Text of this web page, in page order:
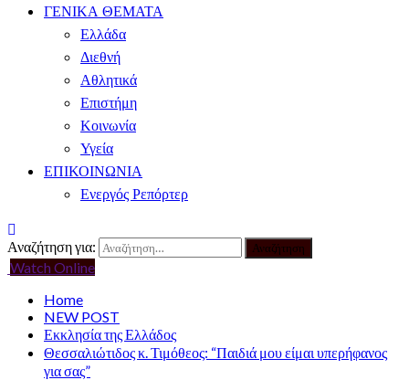
ΓΕΝΙΚΑ ΘΕΜΑΤΑ
Ελλάδα
Διεθνή
Αθλητικά
Επιστήμη
Κοινωνία
Υγεία
ΕΠΙΚΟΙΝΩΝΙΑ
Ενεργός Ρεπόρτερ
Αναζήτηση για:
Watch Online
Home
NEW POST
Εκκλησία της Ελλάδος
Θεσσαλιώτιδος κ. Τιμόθεος: “Παιδιά μου είμαι υπερήφανος
για σας”